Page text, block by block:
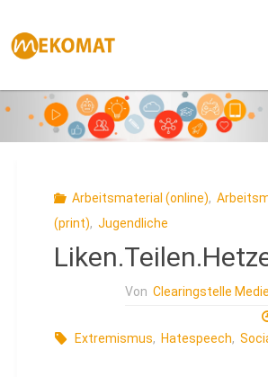
Inhalt
springen
Arbeitsmaterial (online),
(print), Jugendliche
Von Clearingstelle
Extremismus, Hatespeech,